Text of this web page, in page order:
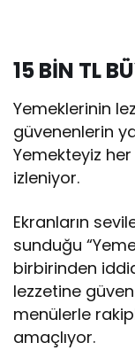
15 BİN TL
Yemeklerinin
güvenenlerin
Yemekteyiz
izleniyor.
Ekranların
sunduğu
birbirinden
lezzetine
menülerle
amaçlıyor.